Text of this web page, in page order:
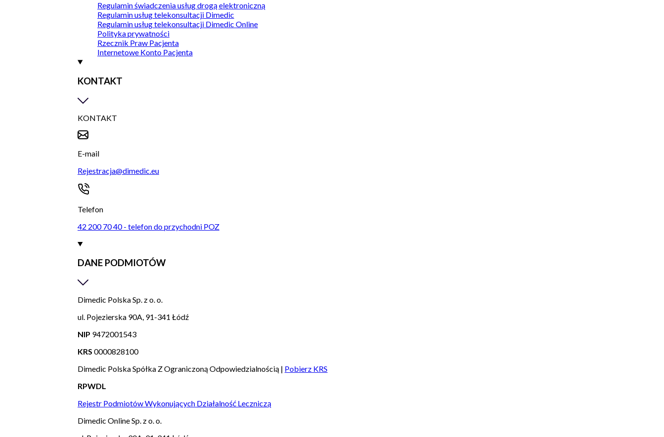
Regulamin świadczenia usług drogą elektroniczną
Regulamin usług telekonsultacji Dimedic
Regulamin usług telekonsultacji Dimedic Online
Polityka prywatności
Rzecznik Praw Pacjenta
Internetowe Konto Pacjenta
KONTAKT
KONTAKT
E-mail
Rejestracja@dimedic.eu
Telefon
42 200 70 40 - telefon do przychodni POZ
DANE PODMIOTÓW
Dimedic Polska Sp. z o. o.
ul. Pojezierska 90A, 91-341 Łódź
NIP 9472001543
KRS 0000828100
Dimedic Polska Spółka Z Ograniczoną Odpowiedzialnością | Pobierz KRS
RPWDL
Rejestr Podmiotów Wykonujących Działalność Leczniczą
Dimedic Online Sp. z o. o.